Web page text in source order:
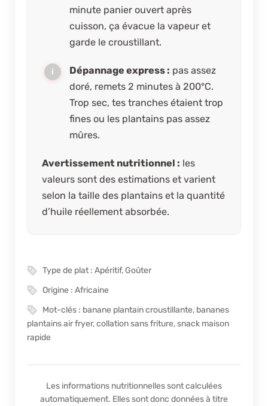
minute panier ouvert après
cuisson, ça évacue la vapeur et
garde le croustillant.
Dépannage express : pas assez
doré, remets 2 minutes à 200°C.
Trop sec, tes tranches étaient trop
fines ou les plantains pas assez
mûres.
Avertissement nutritionnel : les
valeurs sont des estimations et varient
selon la taille des plantains et la quantité
d’huile réellement absorbée.
Type de plat :Apéritif, Goûter
Origine :Africaine
Mot-clés : banane plantain croustillante, bananes
plantains air fryer, collation sans friture, snack maison
rapide
Les informations nutritionnelles sont calculées
automatiquement. Elles sont donc données à titre